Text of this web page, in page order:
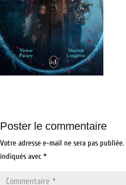
Poster le commentaire
Votre adresse e-mail ne sera pas publiée.
indiqués avec *